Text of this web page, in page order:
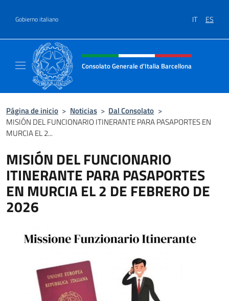
Gobierno italiano IT ES
Encabezado del sitio web,
Consolato Generale d'Italia Barcellona
Página de inicio > Noticias > Dal Consolato >
MISIÓN DEL FUNCIONARIO ITINERANTE PARA PASAPORTES EN
MURCIA EL 2...
MISIÓN DEL FUNCIONARIO
ITINERANTE PARA PASAPORTES
EN MURCIA EL 2 DE FEBRERO DE
2026